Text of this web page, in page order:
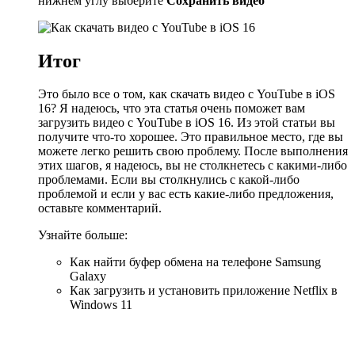
Итог
Это было все о том, как скачать видео с YouTube в iOS
16? Я надеюсь, что эта статья очень поможет вам
загрузить видео с YouTube в iOS 16. Из этой статьи вы
получите что-то хорошее. Это правильное место, где вы
можете легко решить свою проблему. После выполнения
этих шагов, я надеюсь, вы не столкнетесь с какими-либо
проблемами. Если вы столкнулись с какой-либо
проблемой и если у вас есть какие-либо предложения,
оставьте комментарий.
Узнайте больше:
Как найти буфер обмена на телефоне Samsung
Galaxy
Как загрузить и установить приложение Netflix в
Windows 11